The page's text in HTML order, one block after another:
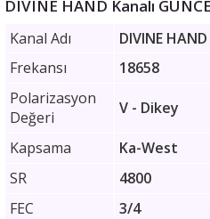
DIVINE HAND Kanalı
Kanal Adı
DIVINE HAND
Frekansı
18658
Polarizasyon
Değeri
V - Dikey
Kapsama
Ka-West
SR
4800
FEC
3/4